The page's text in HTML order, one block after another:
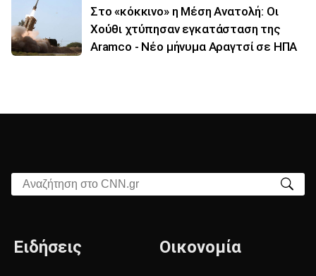
Στο «κόκκινο» η Μέση Ανατολή: Οι
Χούθι χτύπησαν εγκατάσταση της
Aramco - Νέο μήνυμα Αραγτσί σε ΗΠΑ
Αναζήτηση στο CNN.gr
Ειδήσεις Οικονομία